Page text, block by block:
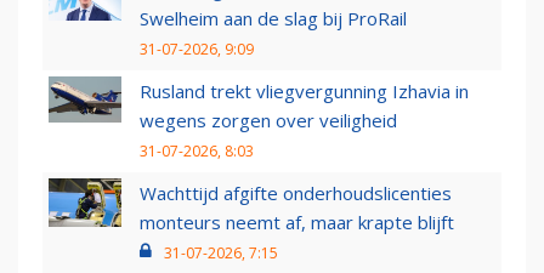
Swelheim aan de slag bij ProRail
31-07-2026, 9:09
Rusland trekt vliegvergunning Izhavia in
wegens zorgen over veiligheid
31-07-2026, 8:03
Wachttijd afgifte onderhoudslicenties
monteurs neemt af, maar krapte blijft
31-07-2026, 7:15